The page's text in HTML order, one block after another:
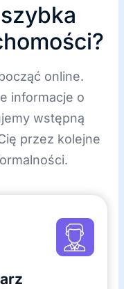
online.
informacje o
wstępną
przez kolejne